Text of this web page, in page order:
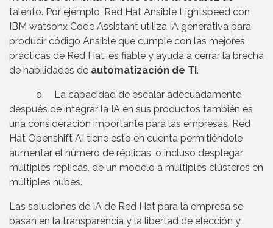
talento. Por ejemplo, Red Hat Ansible Lightspeed con
IBM watsonx Code Assistant utiliza IA generativa para
producir código Ansible que cumple con las mejores
prácticas de Red Hat, es fiable y ayuda a cerrar la brecha
de habilidades de automatización de TI .
o La capacidad de escalar adecuadamente
después de integrar la IA en sus productos también es
una consideración importante para las empresas. Red
Hat Openshift AI tiene esto en cuenta permitiéndole
aumentar el número de réplicas, o incluso desplegar
múltiples réplicas, de un modelo a múltiples clústeres en
múltiples nubes.
Las soluciones de IA de Red Hat para la empresa se
basan en la transparencia y la libertad de elección y